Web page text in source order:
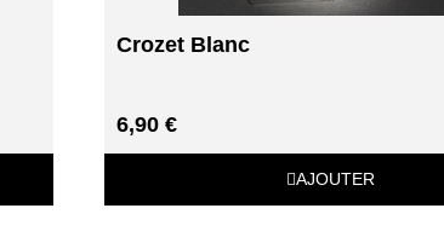
Crozet Blanc
6,90 €
AJOUTER